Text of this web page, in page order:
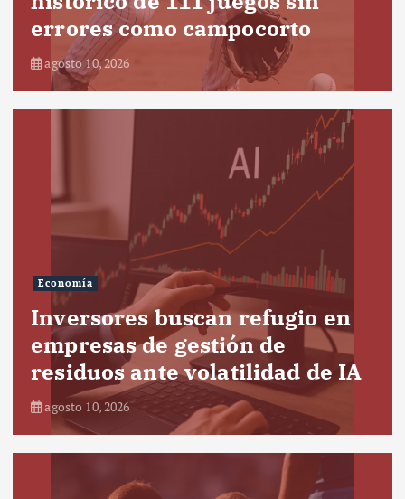
errores como campocorto
agosto 10, 2026
Economía
Inversores buscan refugio en
empresas de gestión de
residuos ante volatilidad de IA
agosto 10, 2026